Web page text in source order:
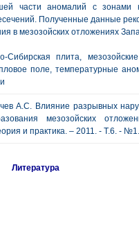
части аномалий с зонами
Полученные данные
в мезозойских отложениях
Сибирская плита,
поле, температурные
А.С. Влияние разрывных
мезозойских
и практика. – 2011. - Т.6. -
Литература